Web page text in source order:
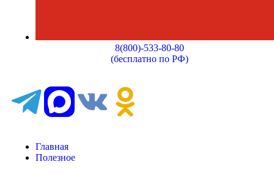
8(800)-533-80-80
(бесплатно по РФ)
Главная
Полезное